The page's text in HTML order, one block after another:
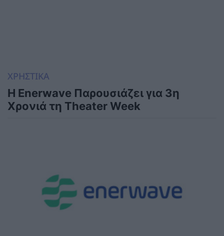
ΧΡΗΣΤΙΚΑ
Η Enerwave Παρουσιάζει για 3η
Χρονιά τη Theater Week